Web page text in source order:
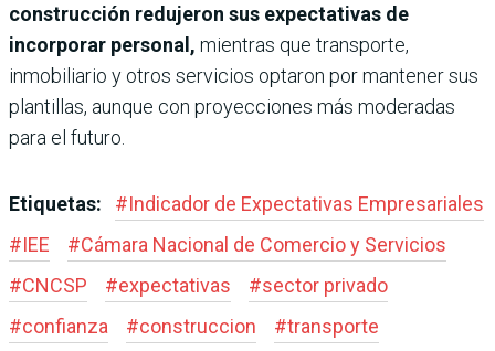
construcción redujeron sus expectativas de
incorporar personal, mientras que transporte,
inmobiliario y otros servicios optaron por mantener sus
plantillas, aunque con proyecciones más moderadas
para el futuro.
Etiquetas: #Indicador de Expectativas Empresariales
#IEE #Cámara Nacional de Comercio y Servicios
#CNCSP #expectativas #sector privado
#confianza #construccion #transporte